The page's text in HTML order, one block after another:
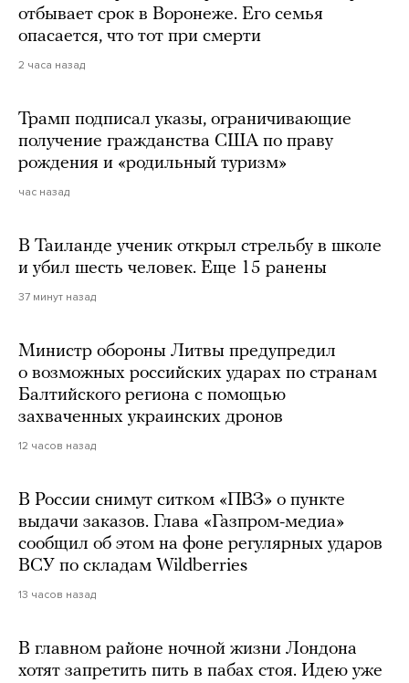
отбывает срок в Воронеже. Его семья
опасается, что тот при смерти
2 часа назад
Трамп подписал указы, ограничивающие
получение гражданства США по праву
рождения и «родильный туризм»
час назад
В Таиланде ученик открыл стрельбу в школе
и убил шесть человек. Еще 15 ранены
37 минут назад
Министр обороны Литвы предупредил
о возможных российских ударах по странам
Балтийского региона с помощью
захваченных украинских дронов
12 часов назад
В России снимут ситком «ПВЗ» о пункте
выдачи заказов. Глава «Газпром-медиа»
сообщил об этом на фоне регулярных ударов
ВСУ по складам Wildberries
13 часов назад
В главном районе ночной жизни Лондона
хотят запретить пить в пабах стоя. Идею уже